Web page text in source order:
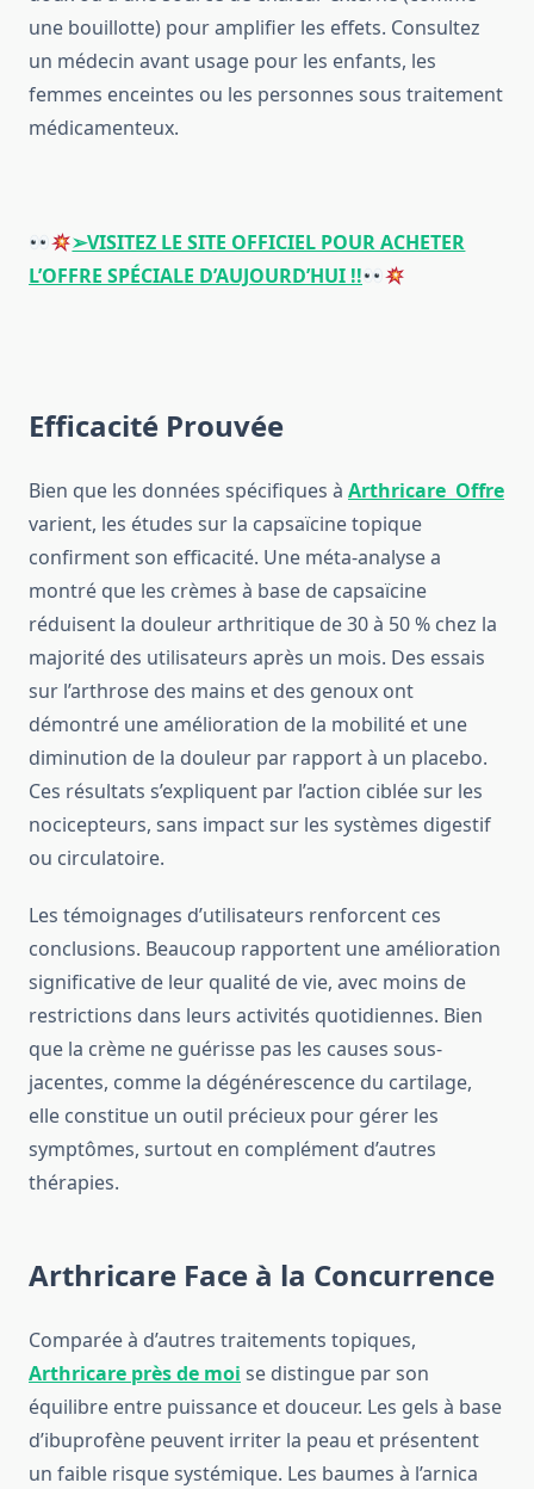
une bouillotte) pour amplifier les effets. Consultez
un médecin avant usage pour les enfants, les
femmes enceintes ou les personnes sous traitement
médicamenteux.
➢VISITEZ LE SITE OFFICIEL POUR ACHETER
L’OFFRE SPÉCIALE D’AUJOURD’HUI !!
Efficacité Prouvée
Bien que les données spécifiques à Arthricare Offre
varient, les études sur la capsaïcine topique
confirment son efficacité. Une méta-analyse a
montré que les crèmes à base de capsaïcine
réduisent la douleur arthritique de 30 à 50 % chez la
majorité des utilisateurs après un mois. Des essais
sur l’arthrose des mains et des genoux ont
démontré une amélioration de la mobilité et une
diminution de la douleur par rapport à un placebo.
Ces résultats s’expliquent par l’action ciblée sur les
nocicepteurs, sans impact sur les systèmes digestif
ou circulatoire.
Les témoignages d’utilisateurs renforcent ces
conclusions. Beaucoup rapportent une amélioration
significative de leur qualité de vie, avec moins de
restrictions dans leurs activités quotidiennes. Bien
que la crème ne guérisse pas les causes sous-
jacentes, comme la dégénérescence du cartilage,
elle constitue un outil précieux pour gérer les
symptômes, surtout en complément d’autres
thérapies.
Arthricare Face à la Concurrence
Comparée à d’autres traitements topiques,
Arthricare près de moi se distingue par son
équilibre entre puissance et douceur. Les gels à base
d’ibuprofène peuvent irriter la peau et présentent
un faible risque systémique. Les baumes à l’arnica